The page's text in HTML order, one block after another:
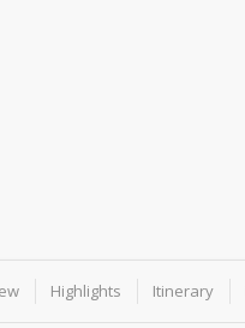
Highlights Itinerary